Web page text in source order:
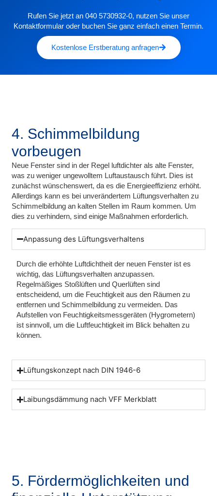
Rufen Sie jetzt an 040 5730932-0, nutzen Sie unser
Kontaktformular oder buchen Sie ganz einfach einen Termin.
Kostenlose Erstberatung anfragen
4. Schimmelbildung
vorbeugen
Neue Fenster sind in der Regel luftdichter als alte Fenster,
was zu weniger ungewolltem Luftaustausch führt. Dies ist
zunächst wünschenswert, da es die Energieeffizienz erhöht.
Allerdings kann es bei unverändertem Lüftungsverhalten zu
Schimmelbildung an kalten Stellen im Raum kommen. Um
dies zu verhindern, sind einige Maßnahmen erforderlich.
Anpassung des Lüftungsverhaltens
Durch die erhöhte Luftdichtheit der neuen Fenster ist es
wichtig, das Lüftungsverhalten anzupassen.
Regelmäßiges Stoßlüften und Querlüften sind
entscheidend, um die Feuchtigkeit aus den Räumen zu
entfernen und Schimmelbildung zu vermeiden. Das
Aufstellen von Feuchtigkeitsmessgeräten (Hygrometern)
ist sinnvoll, um die Luftfeuchtigkeit im Blick behalten zu
können.
Lüftungskonzept nach DIN 1946-6
Laibungsdämmung nach VFF Merkblatt
5. Fördermöglichkeiten und